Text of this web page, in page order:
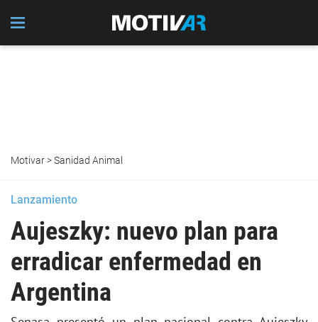
Motivar>Sanidad Animal
Lanzamiento
Aujeszky: nuevo plan para
erradicar enfermedad en
Argentina